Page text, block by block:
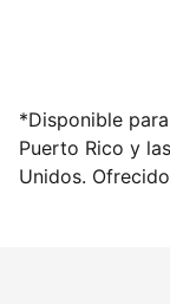
Publicá en
*Disponible
Puerto Rico y
Unidos.